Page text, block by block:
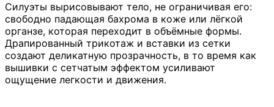
Силуэты вырисовывают тело, не ограничивая его:
свободно падающая бахрома в коже или лёгкой
органзе, которая переходит в объёмные формы.
Драпированный трикотаж и вставки из сетки
создают деликатную прозрачность, в то время как
вышивки с сетчатым эффектом усиливают
ощущение легкости и движения.